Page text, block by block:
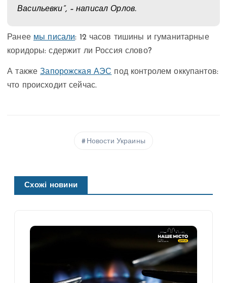
Васильевки”, – написал Орлов.
Ранее мы писали: 12 часов тишины и гуманитарные
коридоры: сдержит ли Россия слово?
А такжеЗапорожская АЭС под контролем оккупантов:
что происходит сейчас.
Новости Украины
Схожі новини